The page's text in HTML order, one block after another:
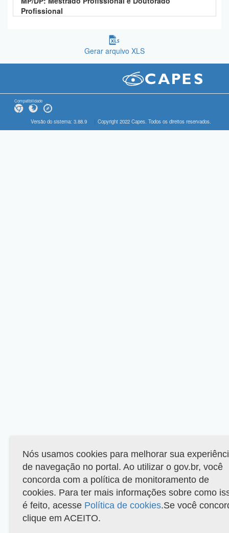
Profissional
Gerar arquivo XLS
Compatibilidade
Versão do sistema: 3.88.9 Copyright 2022 Capes. Todos os direitos reservados.
Nós usamos cookies para melhorar sua
de navegação no portal. Ao utilizar o gov.br, você
concorda com a política de monitoramento de
cookies. Para ter mais informações sobre como
é feito, acesse Política de cookies.Se você
clique em ACEITO.